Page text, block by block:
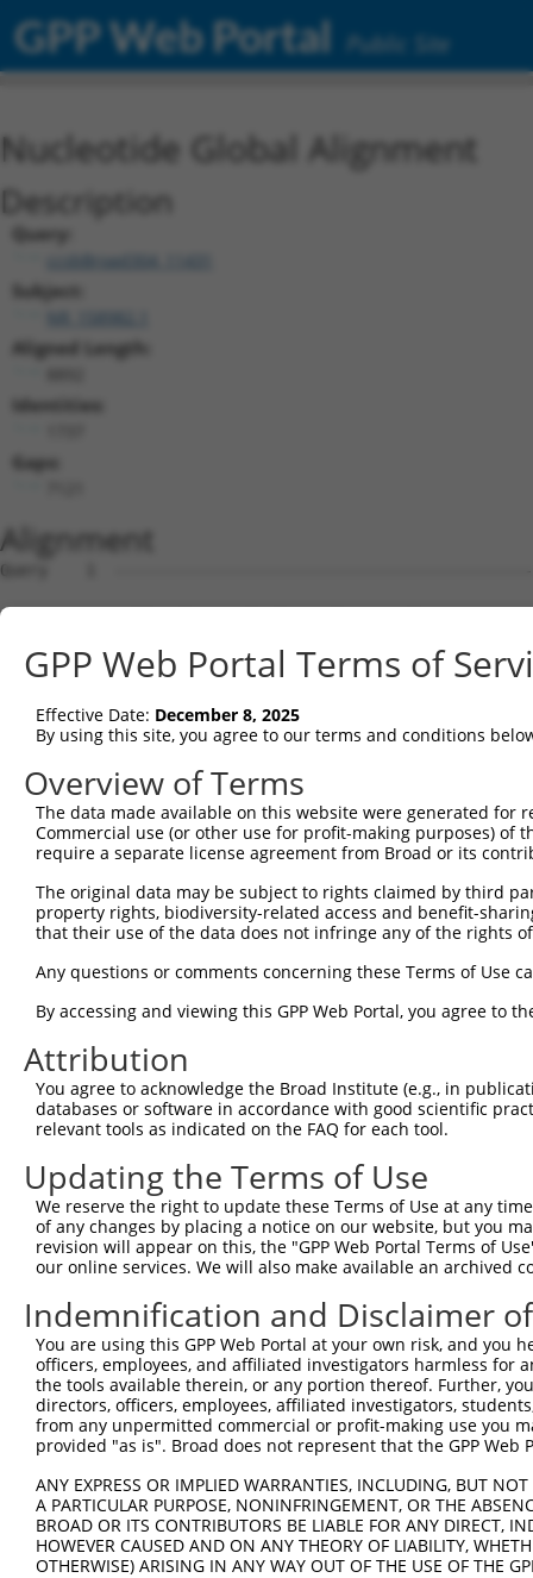
GPP Web Portal Public Site
Nucleotide Global Alignment
Description
Query:
ccsbBroad304_11431
Subject:
Aligned Length:
Identities:
Gaps:
Alignment
Query    1  --------------------------------------------------------------------------  0
                                                                                      
Sbjct    1  AGTTCCCTCCGCCCTCCTCGGGCTCCAGCGGTGGCGGAGCGAACGGGACCGGCCCGGCTTCAGAGCGCGAGGTG  74

Query    1  --------------------------------------------------------------------------  0
                                                                                      
Sbjct   75  GAGGGTGGAACGCGGGCGCCTGAAGGAGTTGTTGTCTCGGCAGCGCCCGCGGAGACGTGAAGAGGTGGTTGTGG  148

Query    1  -----------------------ATGGAGGTCAGAGCTTCATTACA----------------------------  23
                                   |||||||||||||||||||||||                            
Sbjct  149  GAAGAGAAGTTTGCAGAACTGAAATGGAGGTCAGAGCTTCATTACAGAAGGTTAGTGGATCATCTGATTCTGTG  222

Query   24  --------------------------------------------------------------------------  23
                                                                                      
Sbjct  223  GCTACAATGAACAGTGAAGAATTTGTTTTGGTTCCTCAGTATGCAGATGATAATTCTACAAAACATGAAGAAAA  296

Query   24  ---------GAAGATAGTTTCTAATGGTGATGAACAATTGGAAAAAGCCATGGAAGAGATTTTGAGAGATTCCG  88
                     |||||||||||||||||||||||||||||||||||||||||||||||||||||||||||||||||
Sbjct  297  ACCTCAACTGAAGATAGTTTCTAATGGTGATGAACAATTGGAAAAAGCCATGGAAGAGATTTTGAGAGATTCCG  370

Query   89  AGAAAAGGCCAAGCAGTCTTCTTGTTGATTGTCAGAGTTCCAGTGAGATTTCAGACCATTCGTTTGGAGATATT  162
            ||||||||||||||||||||||||||||||||||.|||||||||||||||||||||||||||||||||||||||
Sbjct  371  AGAAAAGGCCAAGCAGTCTTCTTGTTGATTGTCAAAGTTCCAGTGAGATTTCAGACCATTCGTTTGGAGATATT  444

Query  163  CCAGCCAGCCAAACAAATAAGCCATCTCTTCAGTTAATTTTGGATCCGTCTAACACAGAAATTTCTACACCCAG  236
            ||||||||||||||||||||||||||||||||||||||||||||||||||||||||||||||||||||||||||
Sbjct  445  CCAGCCAGCCAAACAAATAAGCCATCTCTTCAGTTAATTTTGGATCCGTCTAACACAGAAATTTCTACACCCAG  518

Query  237  ACCATCTTCTCCAGGTGGACTACCTGAAGAAGATAGTGTTTTATTTAATAAACTGACCTACTTAGGATGTATGA  310
            ||||||||||||||||||||||||||||||||||||||||||||||||||||||||||||||||||||||||||
Sbjct  519  ACCATCTTCTCCAGGTGGACTACCTGAAGAAGATAGTGTTTTATTTAATAAACTGACCTACTTAGGATGTATGA  592

Query  311  AGGTTTCTTCCCCACGTAATGAAGTAGAGGCTTTACGGGCAATGGCAACCATGAAATCTTCCAGTCAATACCCC  384
            ||||||||||||||||||||||||||||||||||||||||||||||||||||||||||||||||||||||||||
Sbjct  593  AGGTTTCTTCCCCACGTAATGAAGTAGAGGCTTTACGGGCAATGGCAACCATGAAATCTTCCAGTCAATACCCC  666

Query  385  TTTCCTGTTACCCTGTATGTACCAAATGTTCCAGAAGGTTCTGTGAGAATTATAGACCAATCCAGCAATGTGGA  458
            ||||||||||||||||||||||||||||||||||||||||||||||||||||||||||||||||||||||||||
Sbjct  667  TTTCCTGTTACCCTGTATGTACCAAATGTTCCAGAAGGTTCTGTGAGAATTATAGACCAATCCAGCAATGTGGA  740

Query  459  GATAGCATCTTTTCCAATCTATAAGGTGTTATTCTGTGCACGTGGACATGACGGAACAACAGAGAGCAATTGCT  532
            ||||||||||||||||||||||||||||||||||||||||||||||||||||||||||||||||||||||||||
Sbjct  741  GATAGCATCTTTTCCAATCTATAAGGTGTTATTCTGTGCACGTGGACATGACGGAACAACAGAGAGCAATTGCT  814

Query  533  TTGCATTTACAGAGAGTTCCCATGGTTCGGAAGAATTTCAGATACATGTTTTCTCCTGTGAAATTAAAGAGGCA  606
            ||||||||||||||||||||||||||||||||||||||||||||||||||||||||||||||||||||||||||
Sbjct  815  TTGCATTTACAGAGAGTTCCCATGGTTCGGAAGAATTTCAGATACATGTTTTCTCCTGTGAAATTAAAGAGGCA  888

Query  607  GTAAGCAGAATTTTGTACAGTTTCTGTACAGCATTCAAACGTTCTTCCAGACAAGTGTCTGATGTTAAAGACTC  680
            ||||||||||||||||||||||||||||||||||||||||||||||||||||||||||||||||||||||||||
Sbjct  889  GTAAGCAGAATTTTGTACAGTTTCTGTACAGCATTCAAACGTTCTTCCAGACAAGTGTCTGATGTTAAAGACTC  962

Query  681  AGTTATTCCTACCCCCGACAGTGATGTGTTTACCTTCAGTGTCTCCTTGGAGGTAAAAGAAGACGATGGAAAAG  754
            ||||||||||||||||||||||||||||||||||||||||||||||||||||||||||||||||||||||||||
Sbjct  963  AGTTATTCCTACCCCCGACAGTGATGTGTTTACCTTCAGTGTCTCCTTGGAGGTAAAAGAAGACGATGGAAAAG  1036

Query  755  GAAACTTTAGCCCTGTGCCTAAGGATAGAGATAAATTTTATTTCAAATTAAAGCAAGGAATAGAGAAGAAGGTT  828
            ||||||||||||||||||||||||||||||||||||||||||||||||||||||||||||||||||||||||||
Sbjct 1037  GAAACTTTAGCCCTGTGCCTAAGGATAGAGATAAATTTTATTTCAAATTAAAGCAAGGAATAGAGAAGAAGGTT  1110

Query  829  GTGATTACAGTGCAGCAACTTTCTAACAAAGAATTAGCTATTGAAAGATGTTTTGGAATGTTATTAAGCCCAGG  902
            ||||||||||||||||||||||||||||||||||||||||||||||||||||||||||||||||||||||||||
Sbjct 1111  GTGATTACAGTGCAGCAACTTTCTAACAAAGAATTAGCTATTGAAAGATGTTTTGGAATGTTATTAAGCCCAGG  1184

Query  903  TCGAAACGTGAAGAACAGTGACATGCATTTACTGGATATGGAATCCATGGGAAAGAGCTATGATGGGAGAGCTT  976
            ||||||||||||||||||||||||||||||||||||||||||||||||||||||||||||||||||||||||||
Sbjct 1185  TCGAAACGTGAAGAACAGTGACATGCATTTACTGGATATGGAATCCATGGGAAAGAGCTATGATGGGAGAGCTT  1258

Query  977  ATGTCATCACTGGCATGTGGAACCCCAATGCACCAGTATTTCTGGCACTTAACGAGGAAACCCCAAAAGATAAG  1050
            ||||||||||||||||||||||||||||||||||||||||||||||||||||||||||||||||||||||||||
Sbjct 1259  ATGTCATCACTGGCATGTGGAACCCCAATGCACCAGTATTTCTGGCACTTAACGAGGAAACCCCAAAAGATAAG  1332

Query 1051  CAAGTATACATGACTGTGGCAGTGGATATGGTAGTCACAGAGGTGGTGGAGCCTGTTCGCTTTCTCCTGGAGAC  1124
            ||||||||||||||||||||||||||||||||||||||||||||||||||||||||||||||||||||||||||
Sbjct 1333  CAAGTATACATGACTGTGGCAGTGGATATGGTAGTCACAGAGGTGGTGGAGCCTGTTCGCTTTCTCCTGGAGAC  1406

Query 1125  AGTAGTCCGTGTGTACCCTGCAAATGAGCGATTTTGGTATTTCAGCAGAAAGACTTTCACAGAGACCTTCTTCA  1198
            ||||||||||||||||||||||||||||||||||||||||||||||||||||||||||||||||||.|||||||
Sbjct 1407  AGTAGTCCGTGTGTACCCTGCAAATGAGCGATTTTGGTATTTCAGCAGAAAGACTTTCACAGAGACTTTCTTCA  1480

Query 1199  TGAGATTGAAACAGTCTGAGGGAAAAGGCCATACCAATGCTGGAGATGCAATATATGAGGTGGTGAGTCTACAG  1272
            ||||||||||||||||||||||||||||||||||||||||||||||||||||||||||||||||||||||||||
Sbjct 1481  TGAGATTGAAACAGTCTGAGGGAAAAGGCCATACCAATGCTGGAGATGCAATATATGAGGTGGTGAGTCTACAG  1554

Query 1273  CGAGAGTCTGACAAGGAGGAACCAGTCACTCCTACTAGTGGAGGGGGTCCAATGTCACCCCAGGATGATGAAGC  1346
            ||||||||||||||||||||||||||||||||||||||||||||||||||||||||||||||||||||||||||
Sbjct 1555
GPP Web Portal Terms of
Effective Date: December 8, 2025
By using this site, you agree to our terms and conditions
Overview of Terms
The data made available on this website were generated
Commercial use (or other use for profit-making purposes) of
require a separate license agreement from Broad or its
The original data may be subject to rights claimed by third
property rights, biodiversity-related access and benefit-
that their use of the data does not infringe any of the rights
Any questions or comments concerning these Terms of Use
By accessing and viewing this GPP Web Portal, you agree to
Attribution
You agree to acknowledge the Broad Institute (e.g., in
databases or software in accordance with good scientific
relevant tools as indicated on the FAQ for each tool.
Updating the Terms of Use
We reserve the right to update these Terms of Use at any
of any changes by placing a notice on our website, but you
revision will appear on this, the "GPP Web Portal Terms of
our online services. We will also make available an archived
Indemnification and Disclaimer
You are using this GPP Web Portal at your own risk, and
officers, employees, and affiliated investigators harmless for
the tools available therein, or any portion thereof. Further,
directors, officers, employees, affiliated investigators,
from any unpermitted commercial or profit-making use you
provided "as is". Broad does not represent that the GPP
ANY EXPRESS OR IMPLIED WARRANTIES, INCLUDING, BUT
A PARTICULAR PURPOSE, NONINFRINGEMENT, OR THE
BROAD OR ITS CONTRIBUTORS BE LIABLE FOR ANY DIRECT,
HOWEVER CAUSED AND ON ANY THEORY OF LIABILITY,
OTHERWISE) ARISING IN ANY WAY OUT OF THE USE OF THE